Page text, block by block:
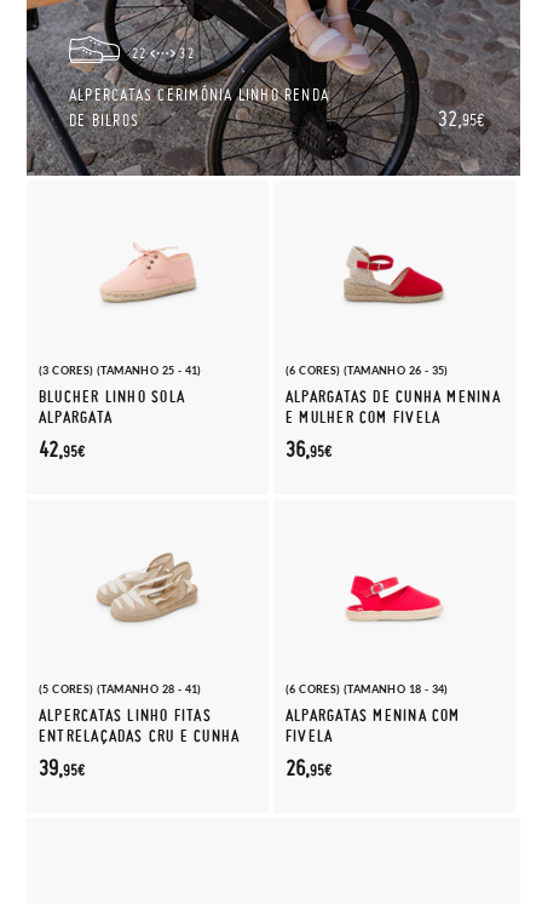
22 32
ALPERCATAS CERIMÓNIA LINHO RENDA
DE BILROS
32,95€
(3 CORES) (TAMANHO 25 - 41)
BLUCHER LINHO SOLA
ALPARGATA
42,95€
(6 CORES) (TAMANHO 26 - 35)
ALPARGATAS DE CUNHA MENINA
E MULHER COM FIVELA
36,95€
(5 CORES) (TAMANHO 28 - 41)
ALPERCATAS LINHO FITAS
ENTRELAÇADAS CRU E CUNHA
39,95€
(6 CORES) (TAMANHO 18 - 34)
ALPARGATAS MENINA COM
FIVELA
26,95€